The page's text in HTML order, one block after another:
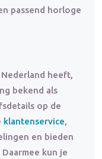
passend horloge
heeft,
bekend als
op de
klantenservice,
en bieden
kun je